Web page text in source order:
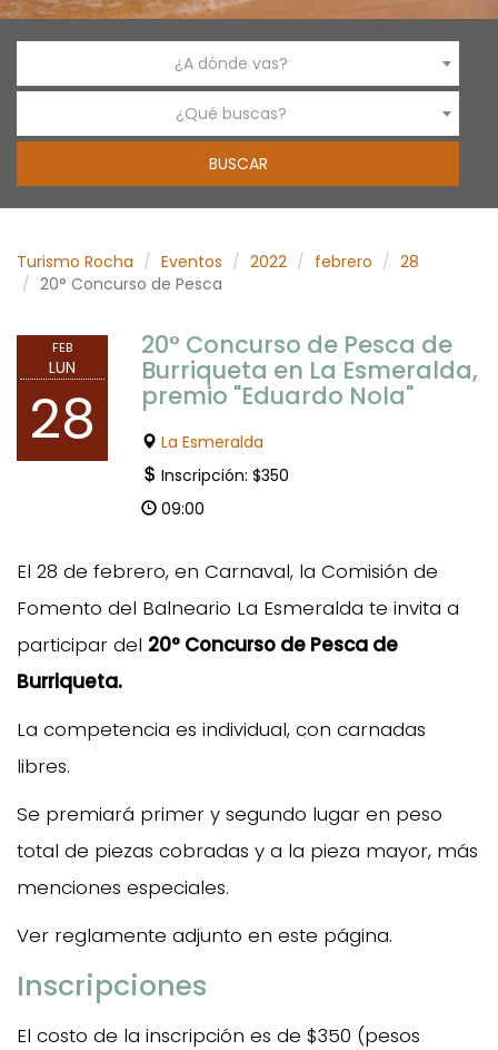
¿A dónde vas?
¿Qué buscas?
Turismo Rocha Eventos 2022 febrero
28
20° Concurso de Pesca
FEB
LUN
28
20° Concurso de Pesca de
Burriqueta en La Esmeralda,
premio "Eduardo Nola"
La Esmeralda
Inscripción: $350
09:00
El 28 de febrero, en Carnaval, la Comisión de
Fomento del Balneario La Esmeralda te invita a
participar del 20° Concurso de Pesca de
Burriqueta.
La competencia es individual, con carnadas
libres.
Se premiará primer y segundo lugar en peso
total de piezas cobradas y a la pieza mayor, más
menciones especiales.
Ver reglamente adjunto en este página.
Inscripciones
El costo de la inscripción es de $350 (pesos